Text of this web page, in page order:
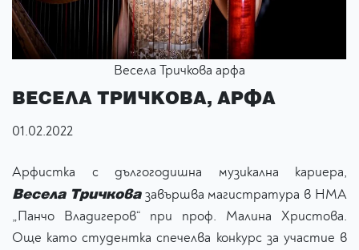
Весела Тричкова арфа
ВЕСЕЛА ТРИЧКОВА, АРФА
01.02.2022
Арфистка с дългогодишна музикална кариера,
Весела Тричковазавършва магистратура в НМА
„Панчо Владигеров“ при проф. Малина Христова.
Още като студентка спечелва конкурс за участие в